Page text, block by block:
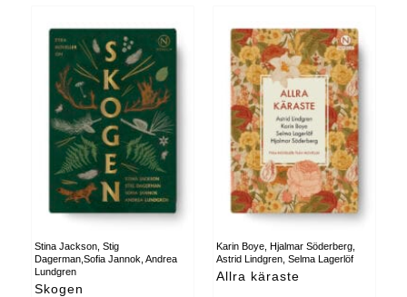
Stina Jackson, Stig
Dagerman,Sofia Jannok, Andrea
Lundgren
Skogen
Karin Boye, Hjalmar Söderberg,
Astrid Lindgren, Selma Lagerlöf
Allra käraste